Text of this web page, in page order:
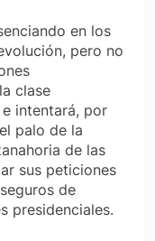
en los
pero no
clase
intentará, por
palo de la
de las
sus peticiones
de
presidenciales.